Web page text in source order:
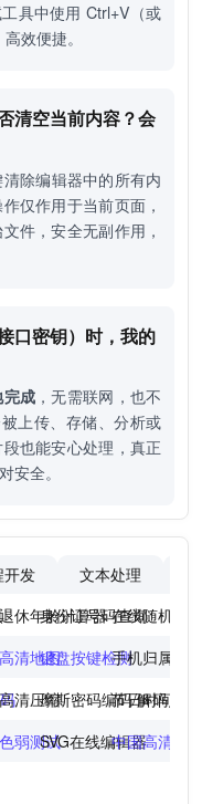
具中使用 Ctrl+V（或
效便捷。
清空当前内容？会
除编辑器中的所有内
仅作用于当前页面，
件，安全无副作用，
口密钥）时，我的
成 ，无需联网，也不
上传、存储、分析或
也能安心处理，真正
安全。
开发 文本处理
休年龄计算器
身份证号码查询在线随机点
清地图键盘按键检测手机归属地
清压缩摩斯密码编码/解码
节日时间倒
弱测试SVG在线编辑器中国高清地